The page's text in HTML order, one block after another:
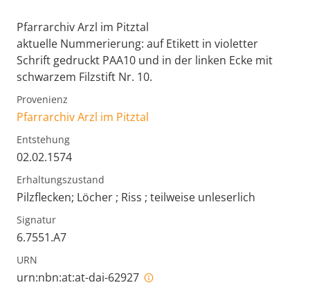
Pfarrarchiv Arzl im Pitztal
aktuelle Nummerierung: auf Etikett in violetter
Schrift gedruckt PAA10 und in der linken Ecke mit
schwarzem Filzstift Nr. 10.
Provenienz
Pfarrarchiv Arzl im Pitztal
Entstehung
02.02.1574
Erhaltungszustand
Pilzflecken; Löcher ; Riss ; teilweise unleserlich
Signatur
6.7551.A7
URN
urn:nbn:at:at-dai-62927